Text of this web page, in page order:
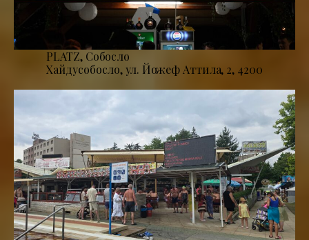
PLATZ, Собосло
Хайдусобосло, ул. Йожеф Аттила, 2, 4200